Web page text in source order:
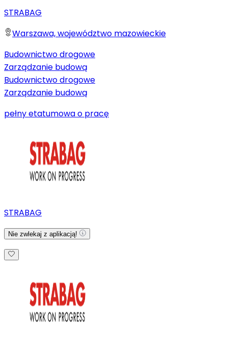
STRABAG
Warszawa, województwo mazowieckie
Budownictwo drogowe
Zarządzanie budową
Budownictwo drogowe
Zarządzanie budową
pełny etatumowa o pracę
STRABAG
Nie zwlekaj z aplikacją!